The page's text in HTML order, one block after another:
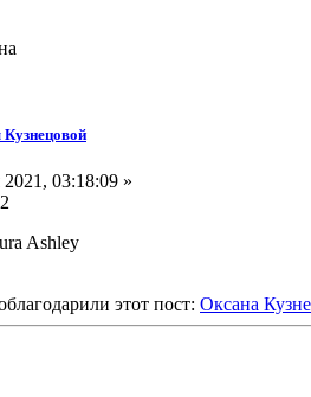
03:18:09 »
Ashley
этот пост: Оксана